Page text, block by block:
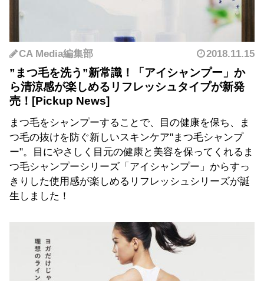
CA Media編集部 2018.11.15
”まつ毛を洗う”新常識！「アイシャンプー」か
ら清涼感が楽しめるリフレッシュタイプが新発
売！
まつ毛をシャンプーすることで、目の健康を保ち、ま
つ毛の抜けを防ぐ新しいスキンケア"まつ毛シャンプ
ー"。目にやさしく目元の健康と美容を保ってくれるま
つ毛シャンプーシリーズ「アイシャンプー」からすっ
きりした使用感が楽しめるリフレッシュシリーズが誕
生しました！